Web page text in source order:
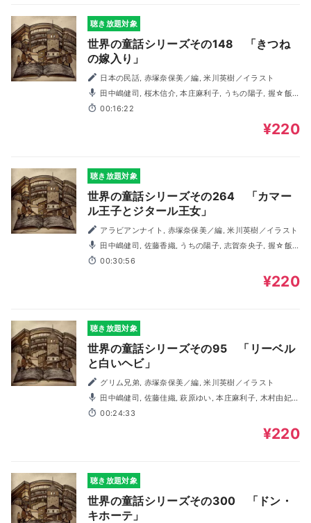
聴き放題対象
世界の童話シリーズその148 「きつね
の嫁入り」
日本の民話, 赤塚奈保美／編, 米川英樹／イラスト
太郎, 木村由妃, 福田純, 佐藤佳織, 萩原ゆい, 村上馨
00:16:22
¥220
聴き放題対象
世界の童話シリーズその264 「カマー
ル王子とジタール王女」
アラビアンナイト, 赤塚奈保美／編, 米川英樹／イラスト
太郎, 福田純, 桜木信介, 萩原ゆい
00:30:56
¥220
聴き放題対象
世界の童話シリーズその95 「リーベル
と白いヘビ」
グリム兄弟, 赤塚奈保美／編, 米川英樹／イラスト
福田純, 村上馨, 前田靖子, うちの陽子, 桜木信介, 握☆飯太郎
00:24:33
¥220
聴き放題対象
世界の童話シリーズその300 「ドン・
キホーテ」